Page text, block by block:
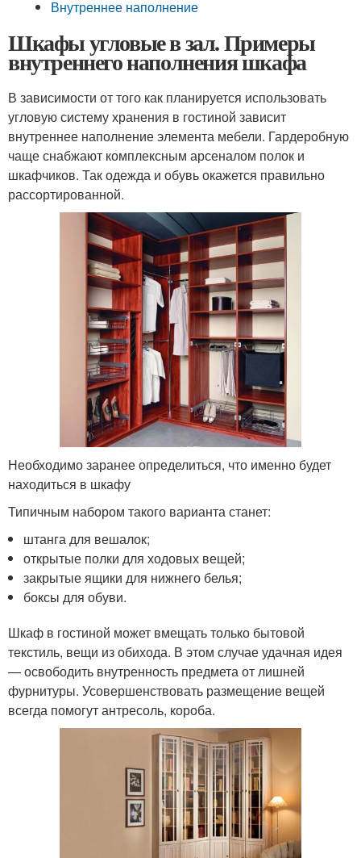
Внутреннее наполнение
Шкафы угловые в зал. Примеры
внутреннего наполнения шкафа
В зависимости от того как планируется использовать
угловую систему хранения в гостиной зависит
внутреннее наполнение элемента мебели. Гардеробную
чаще снабжают комплексным арсеналом полок и
шкафчиков. Так одежда и обувь окажется правильно
рассортированной.
Необходимо заранее определиться, что именно будет
находиться в шкафу
Типичным набором такого варианта станет:
штанга для вешалок;
открытые полки для ходовых вещей;
закрытые ящики для нижнего белья;
боксы для обуви.
Шкаф в гостиной может вмещать только бытовой
текстиль, вещи из обихода. В этом случае удачная идея
— освободить внутренность предмета от лишней
фурнитуры. Усовершенствовать размещение вещей
всегда помогут антресоль, короба.